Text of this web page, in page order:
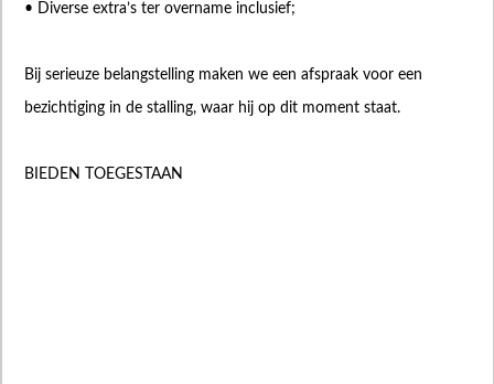
• Diverse extra’s ter overname inclusief;
Bij serieuze belangstelling maken we een afspraak voor een
bezichtiging in de stalling, waar hij op dit moment staat.
BIEDEN TOEGESTAAN